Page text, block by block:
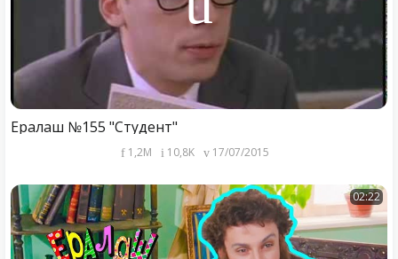
Ералаш №155 "Студент"
1,2M 10,8K 17/07/2015
02:22